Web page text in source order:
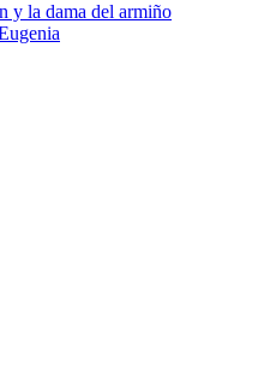
y la dama del armiño